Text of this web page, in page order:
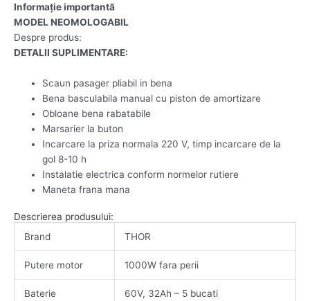
Informație importantă
MODEL NEOMOLOGABIL
Despre produs:
DETALII SUPLIMENTARE:
Scaun pasager pliabil in bena
Bena basculabila manual cu piston de amortizare
Obloane bena rabatabile
Marsarier la buton
Incarcare la priza normala 220 V, timp incarcare de la
gol 8-10 h
Instalatie electrica conform normelor rutiere
Maneta frana mana
Descrierea produsului:
Brand
THOR
Putere motor 1000W fara perii
Baterie 60V, 32Ah – 5 bucati